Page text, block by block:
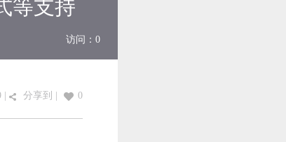
等支持
访问： 0
| 分享到 0